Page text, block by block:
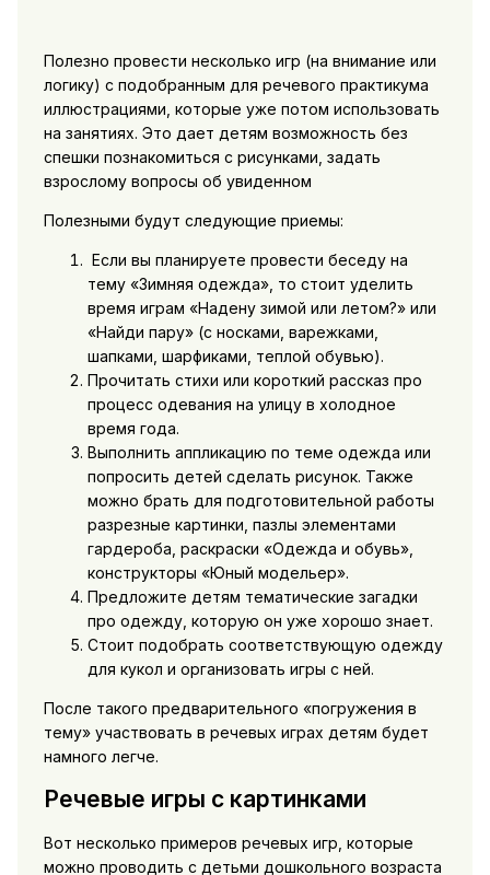
Полезно провести несколько игр (на внимание или
логику) с подобранным для речевого практикума
иллюстрациями, которые уже потом использовать
на занятиях. Это дает детям возможность без
спешки познакомиться с рисунками, задать
взрослому вопросы об увиденном
Полезными будут следующие приемы:
Если вы планируете провести беседу на
тему «Зимняя одежда», то стоит уделить
время играм «Надену зимой или летом?» или
«Найди пару» (с носками, варежками,
шапками, шарфиками, теплой обувью).
Прочитать стихи или короткий рассказ про
процесс одевания на улицу в холодное
время года.
Выполнить аппликацию по теме одежда или
попросить детей сделать рисунок. Также
можно брать для подготовительной работы
разрезные картинки, пазлы элементами
гардероба, раскраски «Одежда и обувь»,
конструкторы «Юный модельер».
Предложите детям тематические загадки
про одежду, которую он уже хорошо знает.
Стоит подобрать соответствующую одежду
для кукол и организовать игры с ней.
После такого предварительного «погружения в
тему» участвовать в речевых играх детям будет
намного легче.
Речевые игры с картинками
Вот несколько примеров речевых игр, которые
можно проводить с детьми дошкольного возраста